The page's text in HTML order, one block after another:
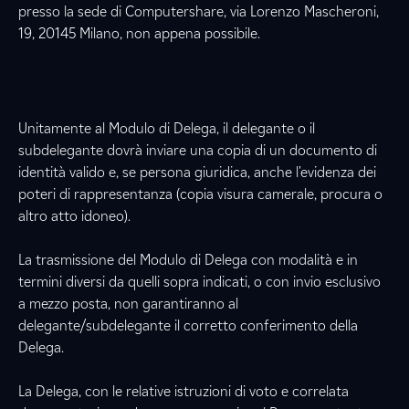
presso la sede di Computershare, via Lorenzo Mascheroni,
19, 20145 Milano, non appena possibile.
Unitamente al Modulo di Delega, il delegante o il
subdelegante dovrà inviare una copia di un documento di
identità valido e, se persona giuridica, anche l'evidenza dei
poteri di rappresentanza (copia visura camerale, procura o
altro atto idoneo).
La trasmissione del Modulo di Delega con modalità e in
termini diversi da quelli sopra indicati, o con invio esclusivo
a mezzo posta, non garantiranno al
delegante/subdelegante il corretto conferimento della
Delega.
La Delega, con le relative istruzioni di voto e correlata